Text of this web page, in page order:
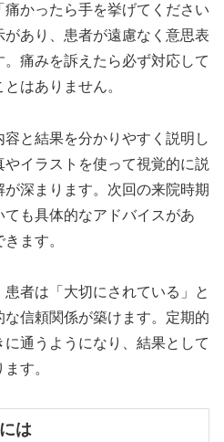
かったら手を挙げてください
あり、患者が遠慮なく意思表
痛みを訴えたら必ず対応して
はありません。
と結果を分かりやすく説明し
イラストを使って視覚的に説
深まります。次回の来院時期
も具体的なアドバイスがあ
ます。
者は「大切にされている」と
信頼関係が築けます。定期的
通うようになり、結果として
す。
は